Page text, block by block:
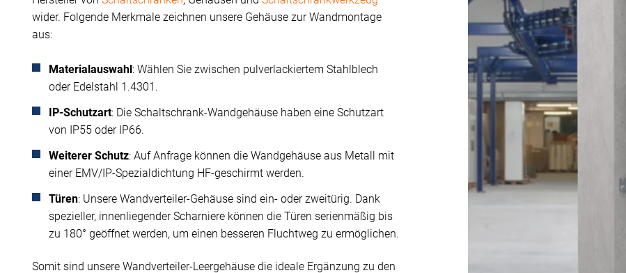
wider. Folgende Merkmale zeichnen unsere Gehäuse zur Wandmontage
aus:
Materialauswahl: Wählen Sie zwischen pulverlackiertem Stahlblech
oder Edelstahl 1.4301.
IP-Schutzart: Die Schaltschrank-Wandgehäuse haben eine Schutzart
von IP55 oder IP66.
Weiterer Schutz: Auf Anfrage können die Wandgehäuse aus Metall mit
einer EMV/IP-Spezialdichtung HF-geschirmt werden.
Türen: Unsere Wandverteiler-Gehäuse sind ein- oder zweitürig. Dank
spezieller, innenliegender Scharniere können die Türen serienmäßig bis
zu 180° geöffnet werden, um einen besseren Fluchtweg zu ermöglichen.
Somit sind unsere Wandverteiler-Leergehäuse die ideale Ergänzung zu den